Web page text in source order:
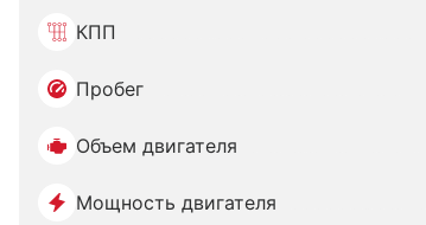
КПП
Пробег
Объем двигателя
Мощность двигателя